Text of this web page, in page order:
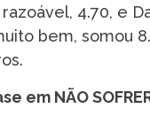
4.70, e
bem, somou
em NÃO